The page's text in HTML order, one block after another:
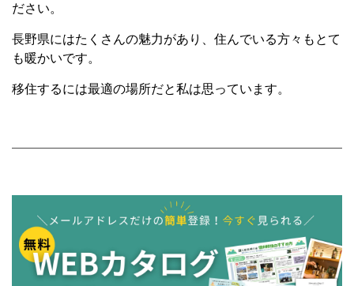
ださい。
長野県にはたくさんの魅力があり、住んでいる方々もとて
も暖かいです。
移住するには最適の場所だと私は思っています。